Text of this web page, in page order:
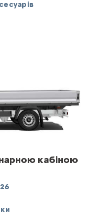
кабіною